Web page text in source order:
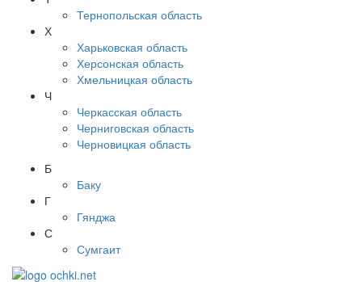
Тернопольская область
Х
Харьковская область
Херсонская область
Хмельницкая область
Ч
Черкасская область
Черниговская область
Черновицкая область
Б
Баку
Г
Гянджа
С
Сумгаит